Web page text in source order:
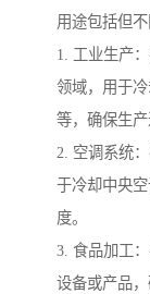
用途包括但不
1. 工业生产
领域，用于
等，确保生产
2. 空调系统
于冷却中央
度。
3. 食品加工
设备或产品，